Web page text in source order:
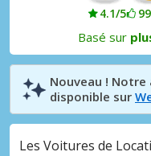
4.1/5
Basé sur
Nouveau !
disponible sur
Les Voitures de